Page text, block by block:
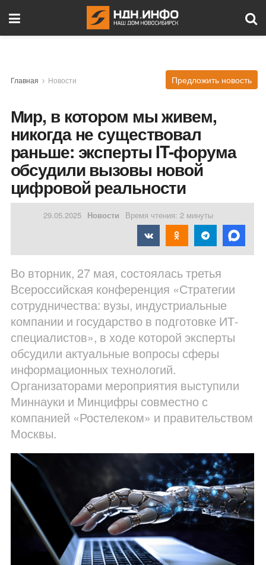
Главная Новости Предложить новость
Мир, в котором мы живем,
никогда не существовал
раньше: эксперты IT-форума
обсудили вызовы новой
цифровой реальности
29.05.2025 Новости Время чтения: 2 минуты
Во вторник, 27 мая, состоялась третья
Всероссийская конференция «Стратегии
сотрудничества: вузы, индустриальные
компании и государство в подготовке ИТ-
специалистов», в ходе которой эксперты
обсудили актуальные вопросы сферы
информационных технологий.
Организаторами мероприятия выступили
Миннауки и Минцифры совместно с
компанией «Ростелеком» и правительством
Москвы.